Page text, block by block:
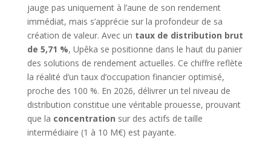
jauge pas uniquement à l’aune de son rendement
immédiat, mais s’apprécie sur la profondeur de sa
création de valeur. Avec un taux de distribution brut
de 5,71 %, Upêka se positionne dans le haut du panier
des solutions de rendement actuelles. Ce chiffre reflète
la réalité d’un taux d’occupation financier optimisé,
proche des 100 %. En 2026, délivrer un tel niveau de
distribution constitue une véritable prouesse, prouvant
que la concentration sur des actifs de taille
intermédiaire (1 à 10 M€) est payante.